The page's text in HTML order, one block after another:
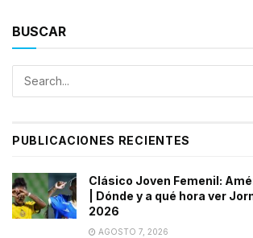
BUSCAR
PUBLICACIONES RECIENTES
Clásico Joven Femenil:
| Dónde y a qué hora ver
2026
AGOSTO 7, 2026